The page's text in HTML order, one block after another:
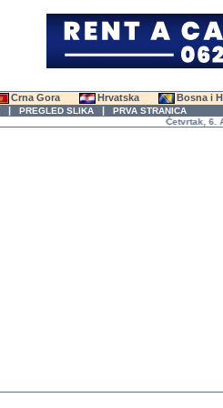
Crna Gora Hrvatska Bosna i
| PREGLED SLIKA | PRVA STRANICA
Četvrtak, 6.